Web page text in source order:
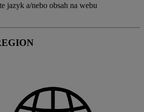
jazyk a/nebo obsah na webu